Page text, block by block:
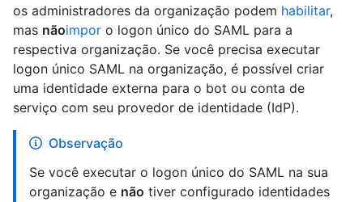
os administradores da organização podem habilitar,
mas nãoimpor o logon único do SAML para a
respectiva organização. Se você precisa executar
logon único SAML na organização, é possível criar
uma identidade externa para o bot ou conta de
serviço com seu provedor de identidade (IdP).
Observação
Se você executar o logon único do SAML na sua
organização e não tiver configurado identidades